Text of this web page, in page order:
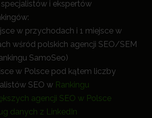
specjalistów i ekspertów
w przychodach i 1 miejsce w
wśród polskich agencji SEO/SEM
SamoSeo)
w Polsce pod kątem liczby
SEO w Rankingu
agencji SEO w Polsce
danych z LinkedIn